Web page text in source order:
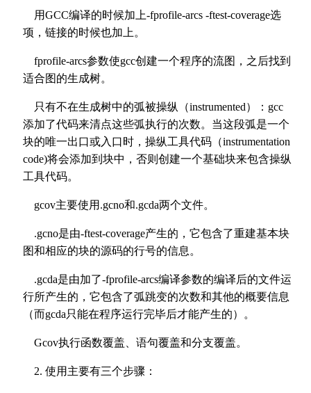
用GCC编译的时候加上-fprofile-arcs -ftest-coverage选
项，链接的时候也加上。
fprofile-arcs参数使gcc创建一个程序的流图，之后找到
适合图的生成树。
只有不在生成树中的弧被操纵（instrumented）：gcc
添加了代码来清点这些弧执行的次数。当这段弧是一个
块的唯一出口或入口时，操纵工具代码（instrumentation
code)将会添加到块中，否则创建一个基础块来包含操纵
工具代码。
gcov主要使用.gcno和.gcda两个文件。
.gcno是由-ftest-coverage产生的，它包含了重建基本块
图和相应的块的源码的行号的信息。
.gcda是由加了-fprofile-arcs编译参数的编译后的文件运
行所产生的，它包含了弧跳变的次数和其他的概要信息
（而gcda只能在程序运行完毕后才能产生的）。
Gcov执行函数覆盖、语句覆盖和分支覆盖。
2. 使用主要有三个步骤：